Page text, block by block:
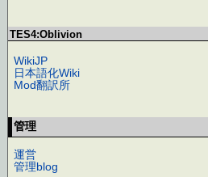
TES4:Oblivion
WikiJP
日本語化Wiki
Mod翻訳所
管理
運営
管理blog